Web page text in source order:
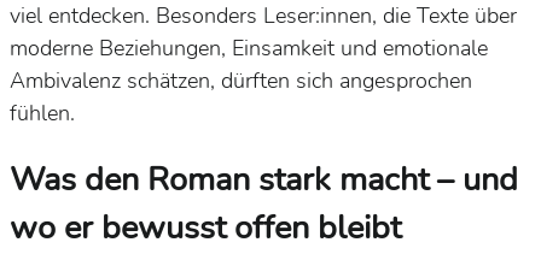
viel entdecken. Besonders Leser:innen, die Texte über
moderne Beziehungen, Einsamkeit und emotionale
Ambivalenz schätzen, dürften sich angesprochen
fühlen.
Was den Roman stark macht – und
wo er bewusst offen bleibt